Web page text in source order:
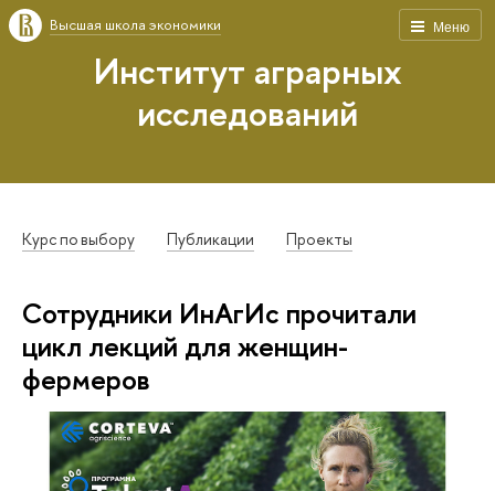
Меню
Высшая школа экономики
Институт аграрных
исследований
Курс по выбору Публикации Проекты
Сотрудники ИнАгИс прочитали
цикл лекций для женщин-
фермеров